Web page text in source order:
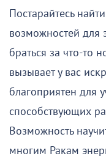
Постарайтесь
возможностей для
браться за что-то
вызывает у вас
благоприятен для
способствующих
Возможность
многим Ракам